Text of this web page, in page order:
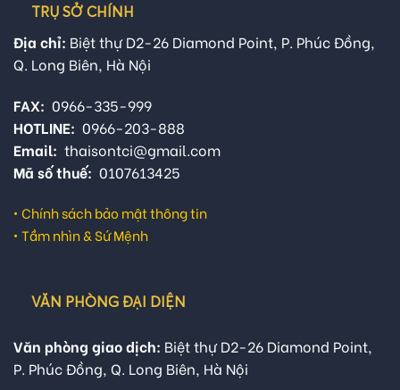
TRỤ SỞ CHÍNH
Địa chỉ: Biệt thự D2-26 Diamond Point, P. Phúc Đồng,
Q. Long Biên, Hà Nội
FAX: 0966-335-999
HOTLINE: 0966-203-888
Email: thaisontci@gmail.com
Mã số thuế: 0107613425
• Chính sách bảo mật thông tin
• Tầm nhìn & Sứ Mệnh
VĂN PHÒNG ĐẠI DIỆN
Văn phòng giao dịch: Biệt thự D2-26 Diamond Point,
P. Phúc Đồng, Q. Long Biên, Hà Nội